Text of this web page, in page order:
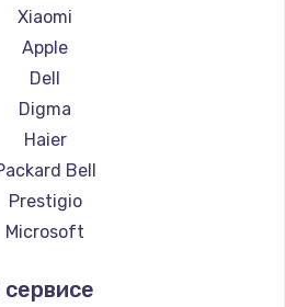
ноутбуков Irbis
Thunderobot
ноутбуков Hasee
ноутбуков ZTE
ноутбуков Hiper
ноутбуков Evga
ноутбуков Google
ноутбуков Echips
Predator
Xiaomi
Apple
Dell
Digma
Haier
Bell
Prestigio
Microsoft
Aquarius
сервисе